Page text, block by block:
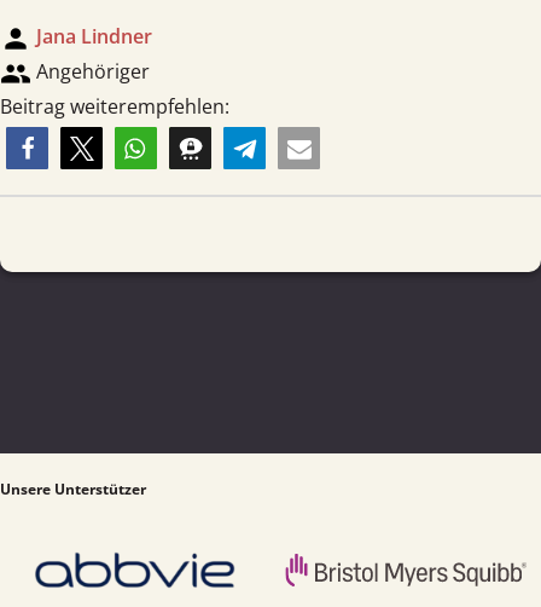
person Jana Lindner
group Angehöriger
Beitrag weiterempfehlen:
Unsere Unterstützer